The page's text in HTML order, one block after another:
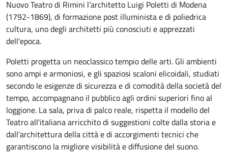
Nuovo Teatro di Rimini l’architetto Luigi Poletti di Modena
(1792-1869), di formazione post illuminista e di poliedrica
cultura, uno degli architetti più conosciuti e apprezzati
dell'epoca.
Poletti progetta un neoclassico tempio delle arti. Gli ambienti
sono ampi e armoniosi, e gli spaziosi scaloni elicoidali, studiati
secondo le esigenze di sicurezza e di comodità della società del
tempo, accompagnano il pubblico agli ordini superiori fino al
loggione. La sala, priva di palco reale, rispetta il modello del
Teatro all'italiana arricchito di suggestioni colte dalla storia e
dall'architettura della città e di accorgimenti tecnici che
garantiscono la migliore visibilità e diffusione del suono.